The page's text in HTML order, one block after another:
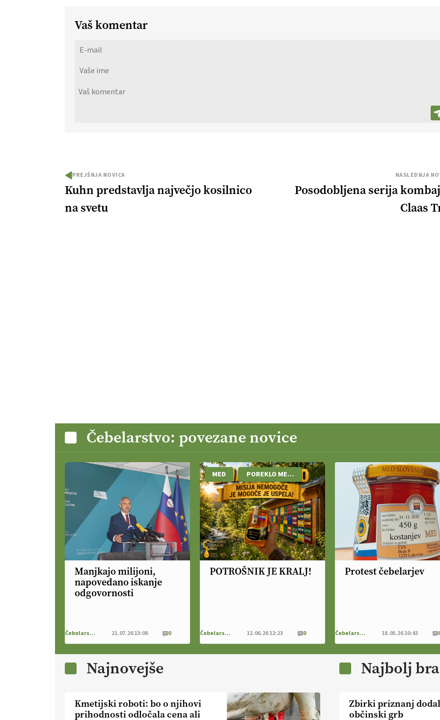
Vaš komentar
PREJŠNJA NOVICA
Kuhn predstavlja največjo kosilnico
na svetu
NASLEDNJA
Posodobljena serija
Claas
Čebelarstvo: povezane novice
Manjkajo milijoni,
napovedano iskanje
odgovornosti
Čebelarstvo 21.07.26 13:06 0
MED POREKLO MEDU
POTROŠNIK JE KRALJ!
Čebelarstvo 12.06.26 12:23 0
Protest čebelarjev
Čebelarstvo 18.05.26 10:43
Najnovejše
Kmetijski roboti: bo o njihovi
prihodnosti odločala cena ali
Najbolj
Zbirki priznanj
občinski grb